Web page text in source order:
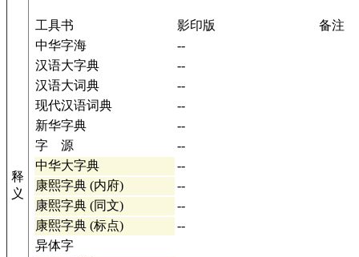
释
义
工具书 影印版
备注
中华字海
--
汉语大字典
--
汉语大词典
--
现代汉语词典
--
新华字典
--
字 源
--
中华大字典
--
康熙字典 (内府)
--
康熙字典 (同文)
--
康熙字典 (标点)
--
异体字